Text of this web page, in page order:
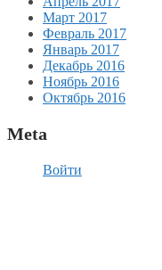
Март 2017
Февраль 2017
Январь 2017
Декабрь 2016
Ноябрь 2016
Октябрь 2016
Meta
Войти